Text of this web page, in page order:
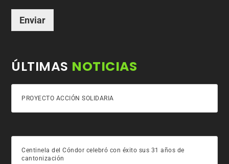
Enviar
ÚLTIMAS NOTICIAS
PROYECTO ACCIÓN SOLIDARIA
Centinela del Cóndor celebró con éxito sus 31 años de
cantonización